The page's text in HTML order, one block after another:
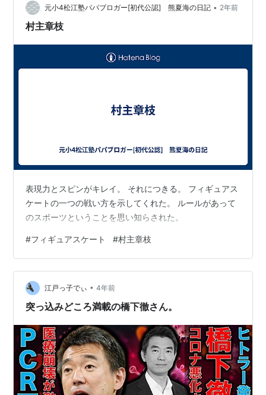
自信が持てるようになっているはずです。
itzmysnow.com 村主章枝が38歳で決断した、あの日の告
元小4松江塾パパブロガー[初代公認] 熊夏海の日記 • 2年前
村主章枝
表現力とスピンがキレイ。 それにつきる。 フィギュアス
ケートの一つの戦い方を示してくれた。 ルールがあって
のスポーツということを思い知らされた。
#フィギュアスケート #村主章枝
江戸っ子でぃ • 4年前
突っ込みどころ満載の橋下徹さん。